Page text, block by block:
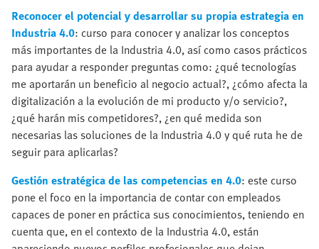
Reconocer el potencial y desarrollar su propia estrategia en
Industria 4.0: curso para conocer y analizar los conceptos
más importantes de la Industria 4.0, así como casos prácticos
para ayudar a responder preguntas como: ¿qué tecnologías
me aportarán un beneficio al negocio actual?, ¿cómo afecta la
digitalización a la evolución de mi producto y/o servicio?,
¿qué harán mis competidores?, ¿en qué medida son
necesarias las soluciones de la Industria 4.0 y qué ruta he de
seguir para aplicarlas?
Gestión estratégica de las competencias en 4.0: este curso
pone el foco en la importancia de contar con empleados
capaces de poner en práctica sus conocimientos, teniendo en
cuenta que, en el contexto de la Industria 4.0, están